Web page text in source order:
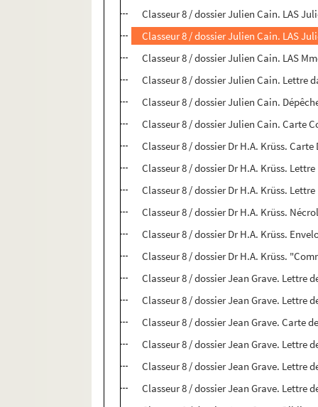
Classeur 8 / dossier Julien Cain. LAS
Classeur 8 / dossier Julien Cain. LAS
Classeur 8 / dossier Julien Cain. LAS
Classeur 8 / dossier Julien Cain. Lettre
Classeur 8 / dossier Julien Cain.
Classeur 8 / dossier Julien Cain. Carte
Classeur 8 / dossier Dr H.A. Krüss. Carte
Classeur 8 / dossier Dr H.A. Krüss.
Classeur 8 / dossier Dr H.A. Krüss.
Classeur 8 / dossier Dr H.A. Krüss.
Classeur 8 / dossier Dr H.A. Krüss.
Classeur 8 / dossier Dr H.A. Krüss.
Classeur 8 / dossier Jean Grave. Lettre
Classeur 8 / dossier Jean Grave. Lettre
Classeur 8 / dossier Jean Grave. Carte
Classeur 8 / dossier Jean Grave. Lettre
Classeur 8 / dossier Jean Grave. Lettre
Classeur 8 / dossier Jean Grave. Lettre